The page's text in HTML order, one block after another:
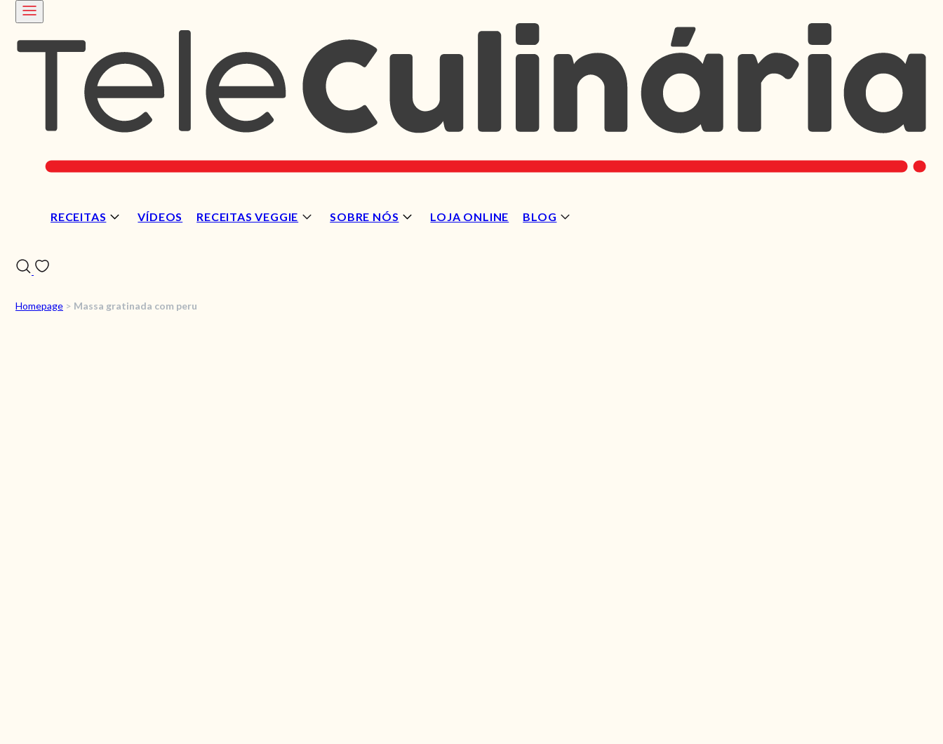
RECEITAS VÍDEOS RECEITAS VEGGIE SOBRE NÓS LOJA ONLINE BLOG
Homepage > Massa gratinada com peru